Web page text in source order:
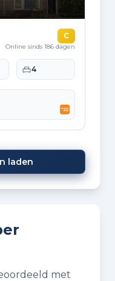
C
Online sinds 186 dagen
Slaapkamers
4
laden
met